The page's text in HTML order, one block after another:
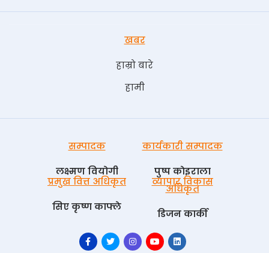
खबर
हाम्रो बारे
हामी
सम्पादक
लक्ष्मण वियोगी
कार्यकारी सम्पादक
पुष्प काेइराला
प्रमुख वित्त अधिकृत
सिए कृष्ण काफ्ले
व्यापार विकास
अधिकृत
डिजन कार्की